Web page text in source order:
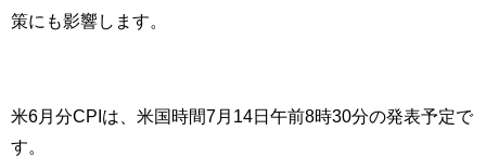
策にも影響します。
米6月分CPIは、米国時間7月14日午前8時30分の発表予定で
す。